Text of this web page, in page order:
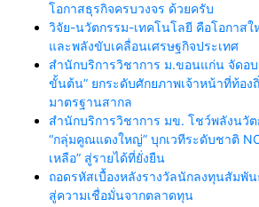
โอกาสธุรกิจครบวงจร ด้วยครับ
วิจัย-นวัตกรรม-เทคโนโลยี คือโอกาส
และพลังขับเคลื่อนเศรษฐกิจประเทศ
สำนักบริการวิชาการ ม.ขอนแก่น จัดอบ
ขั้นต้น” ยกระดับศักยภาพเจ้าหน้าที่ท้อ
มาตรฐานสากล
สำนักบริการวิชาการ มข. โชว์พลังนวั
“กลุ่มคูณแดงใหญ่” บุกเวทีระดับชาติ
เหลือ” สู่รายได้ที่ยั่งยืน
ถอดรหัสเบื้องหลังรางวัลนักลงทุนสัมพั
สู่ความเชื่อมั่นจากตลาดทุน